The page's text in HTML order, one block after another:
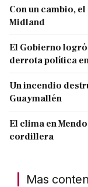
Con un cambio,
Midland
El Gobierno
derrota política
Un incendio
Guaymallén
El clima en
cordillera
Mas